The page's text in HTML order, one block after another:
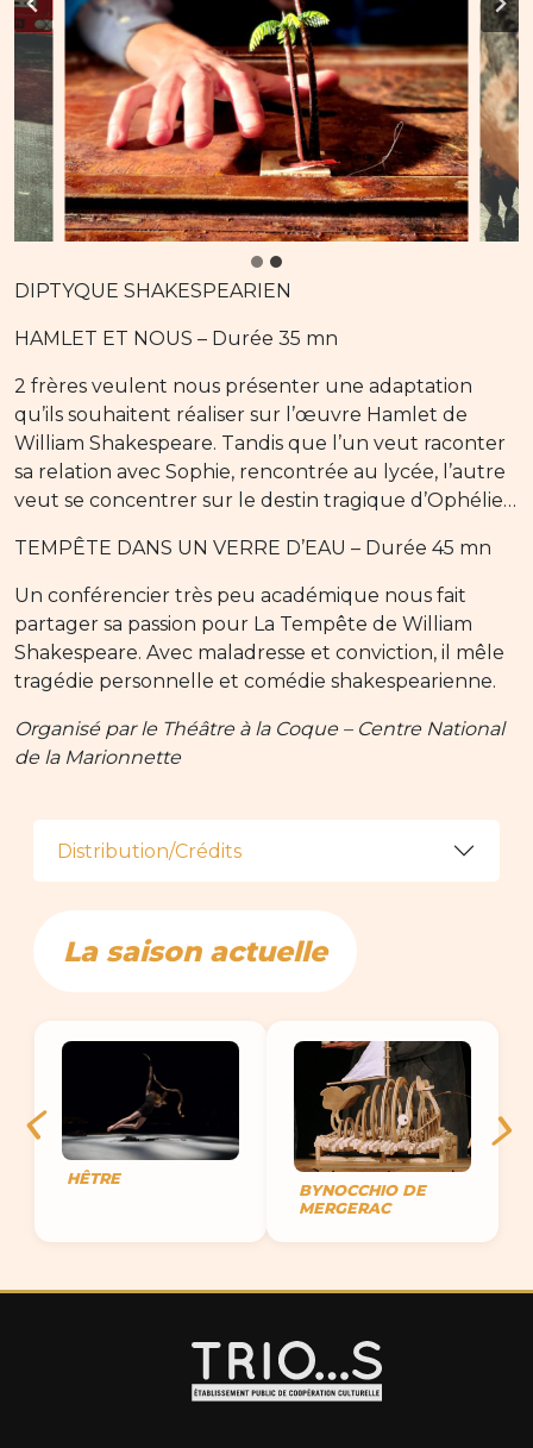
DIPTYQUE SHAKESPEARIEN
HAMLET ET NOUS – Durée 35 mn
2 frères veulent nous présenter une adaptation
qu’ils souhaitent réaliser sur l’œuvre Hamlet de
William Shakespeare. Tandis que l’un veut raconter
sa relation avec Sophie, rencontrée au lycée, l’autre
veut se concentrer sur le destin tragique d’Ophélie…
TEMPÊTE DANS UN VERRE D’EAU – Durée 45 mn
Un conférencier très peu académique nous fait
partager sa passion pour La Tempête de William
Shakespeare. Avec maladresse et conviction, il mêle
tragédie personnelle et comédie shakespearienne.
Organisé par le Théâtre à la Coque – Centre National
de la Marionnette
Distribution/Crédits
La saison actuelle
HÊTRE
BYNOCCHIO DE
MERGERAC